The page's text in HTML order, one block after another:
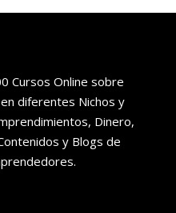
Cursos Online sobre
diferentes Nichos y
Dinero,
y Blogs de